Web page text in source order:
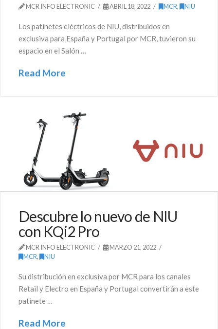
MCR INFO ELECTRONIC ABRIL 18, 2022 MCR, NIU
Los patinetes eléctricos de NIU, distribuidos en
exclusiva para España y Portugal por MCR, tuvieron su
espacio en el Salón …
Read More
Descubre lo nuevo de NIU
con KQi2 Pro
MCR INFO ELECTRONIC
MARZO 21, 2022
MCR, NIU
Su distribución en exclusiva por MCR para los canales
Retail y Electro en España y Portugal convertirán a este
patinete …
Read More